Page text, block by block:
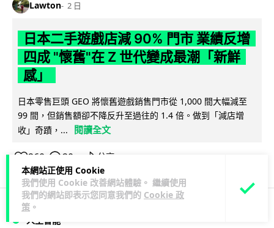
本網站正使用 Cookie
我們使用 Cookie 改善網站體驗。 繼續使用
我們的網站即表示您同意我們的 Cookie 政
策 。
Lawton 2 日
日本二手遊戲店減 90% 門市 業績反增
四成 "懷舊"在 Z 世代變成最潮「新鮮
感」
日本零售巨頭 GEO 將懷舊遊戲銷售門市從 1,000 間大幅減至
99 間，但銷售額卻不降反升至過往的 1.4 倍。做到「減店增
收」奇蹟，...
閱讀全文
260 20 分享
人工智能